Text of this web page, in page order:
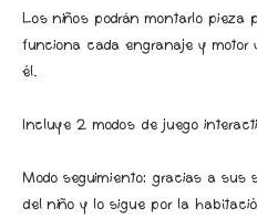
Los niños podrán montarlo pieza
funciona cada engranaje y motor
él.
Incluye 2 modos de juego
Modo seguimiento: gracias a sus
del niño y lo sigue por la